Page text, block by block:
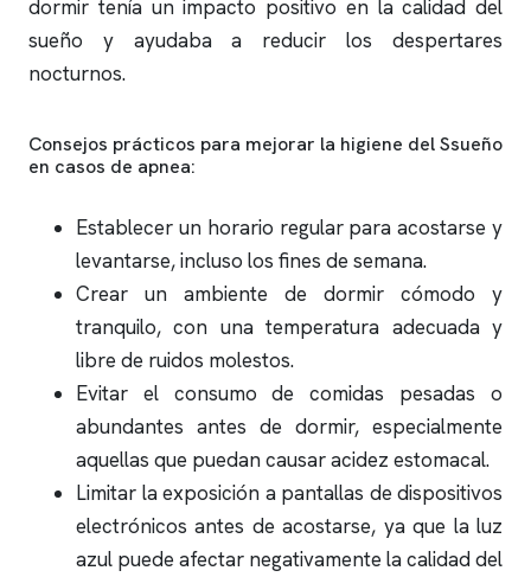
dormir tenía un impacto positivo en la calidad del
sueño y ayudaba a reducir los despertares
nocturnos.
Consejos prácticos para mejorar la higiene del Ssueño
en casos de apnea:
Establecer un horario regular para acostarse y
levantarse, incluso los fines de semana.
Crear un ambiente de dormir cómodo y
tranquilo, con una temperatura adecuada y
libre de ruidos molestos.
Evitar el consumo de comidas pesadas o
abundantes antes de dormir, especialmente
aquellas que puedan causar acidez estomacal.
Limitar la exposición a pantallas de dispositivos
electrónicos antes de acostarse, ya que la luz
azul puede afectar negativamente la calidad del